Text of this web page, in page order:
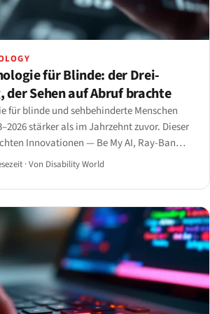
für Blinde: der Drei-
der Sehen auf Abruf brachte
für blinde und sehbehinderte Menschen
stärker als im Jahrzehnt zuvor. Dieser
Innovationen — Be My AI, Ray-Ban
Monarch und KI-Screenreader — was
·Von Disability World